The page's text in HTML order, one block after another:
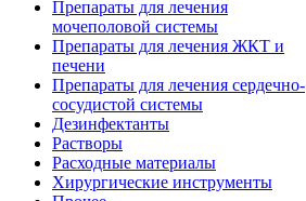
Препараты для лечения
мочеполовой системы
Препараты для лечения ЖКТ и
печени
Препараты для лечения сердечно-
сосудистой системы
Дезинфектанты
Растворы
Расходные материалы
Хирургические инструменты